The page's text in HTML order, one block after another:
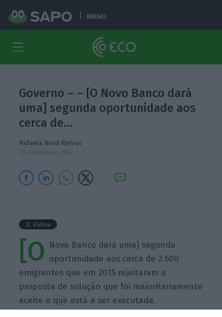
MENU
Governo – – [O Novo Banco dará
uma] segunda oportunidade aos
cerca de…
Rafaela Burd Relvas
22 Fevereiro 2017
[O Novo Banco dará uma] segunda
oportunidade aos cerca de 2.600
emigrantes que em 2015 rejeitaram a
proposta de solução que foi maioritariamente
aceite e que está a ser executada.